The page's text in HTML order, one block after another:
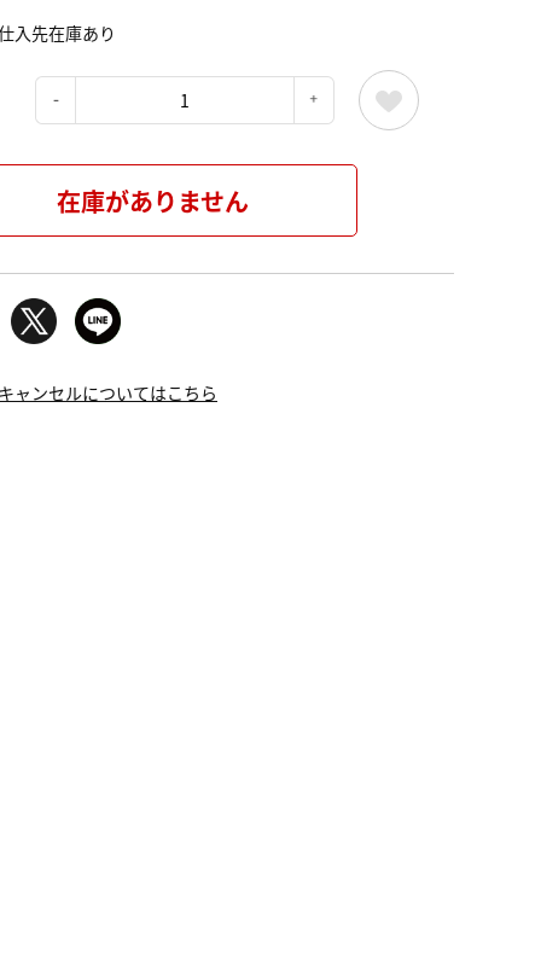
入先在庫あり
在庫がありません
ャンセルについてはこちら